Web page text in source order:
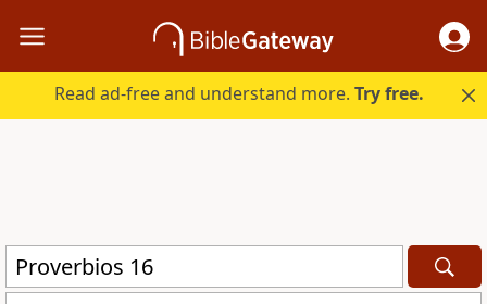
Read ad-free and understand more.Try free.